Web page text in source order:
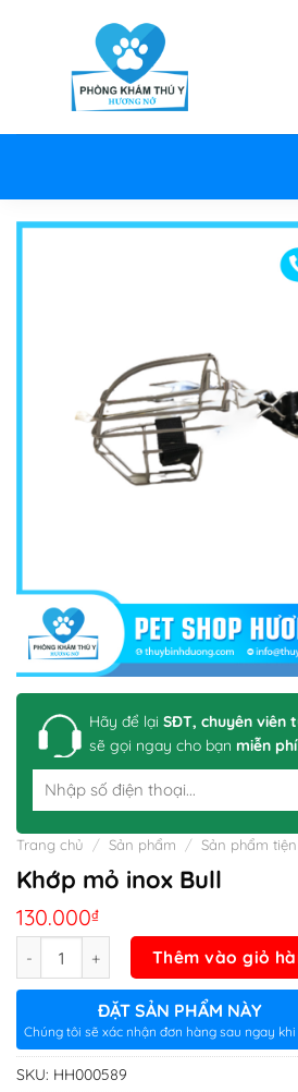
Hãy để lại SĐT, chuyên viên
sẽ gọi ngay cho bạn miễn
Trang chủ / Sản phẩm / Sản phẩm
Khớp mỏ inox Bull
130.000₫
Thêm vào giỏ
ĐẶT SẢN PHẨM NÀY
Chúng tôi sẽ xác nhận đơn hàng sau ngay
SKU: HH000589